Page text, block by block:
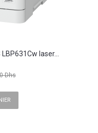
laser...
Dhs